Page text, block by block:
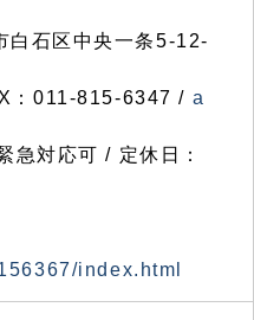
石区中央一条5-12-
：011-815-6347 / a
対応可 / 定休日：
index.html